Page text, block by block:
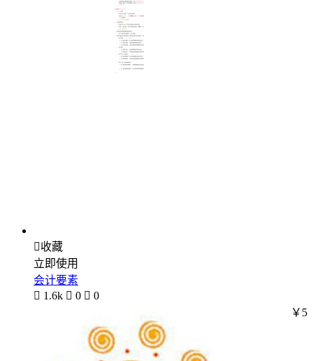
收藏
立即使用
会计要素
 1.6k  0  0
￥5